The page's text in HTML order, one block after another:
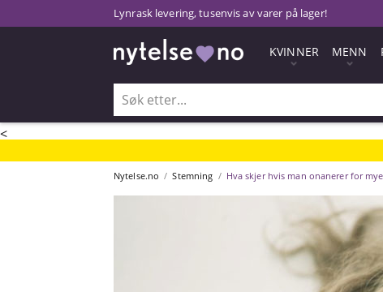
<
Lynrask levering, tusenvis av varer på lager!
KVINNER MENN
Nytelse.no Stemning Hva skjer hvis man onanerer for